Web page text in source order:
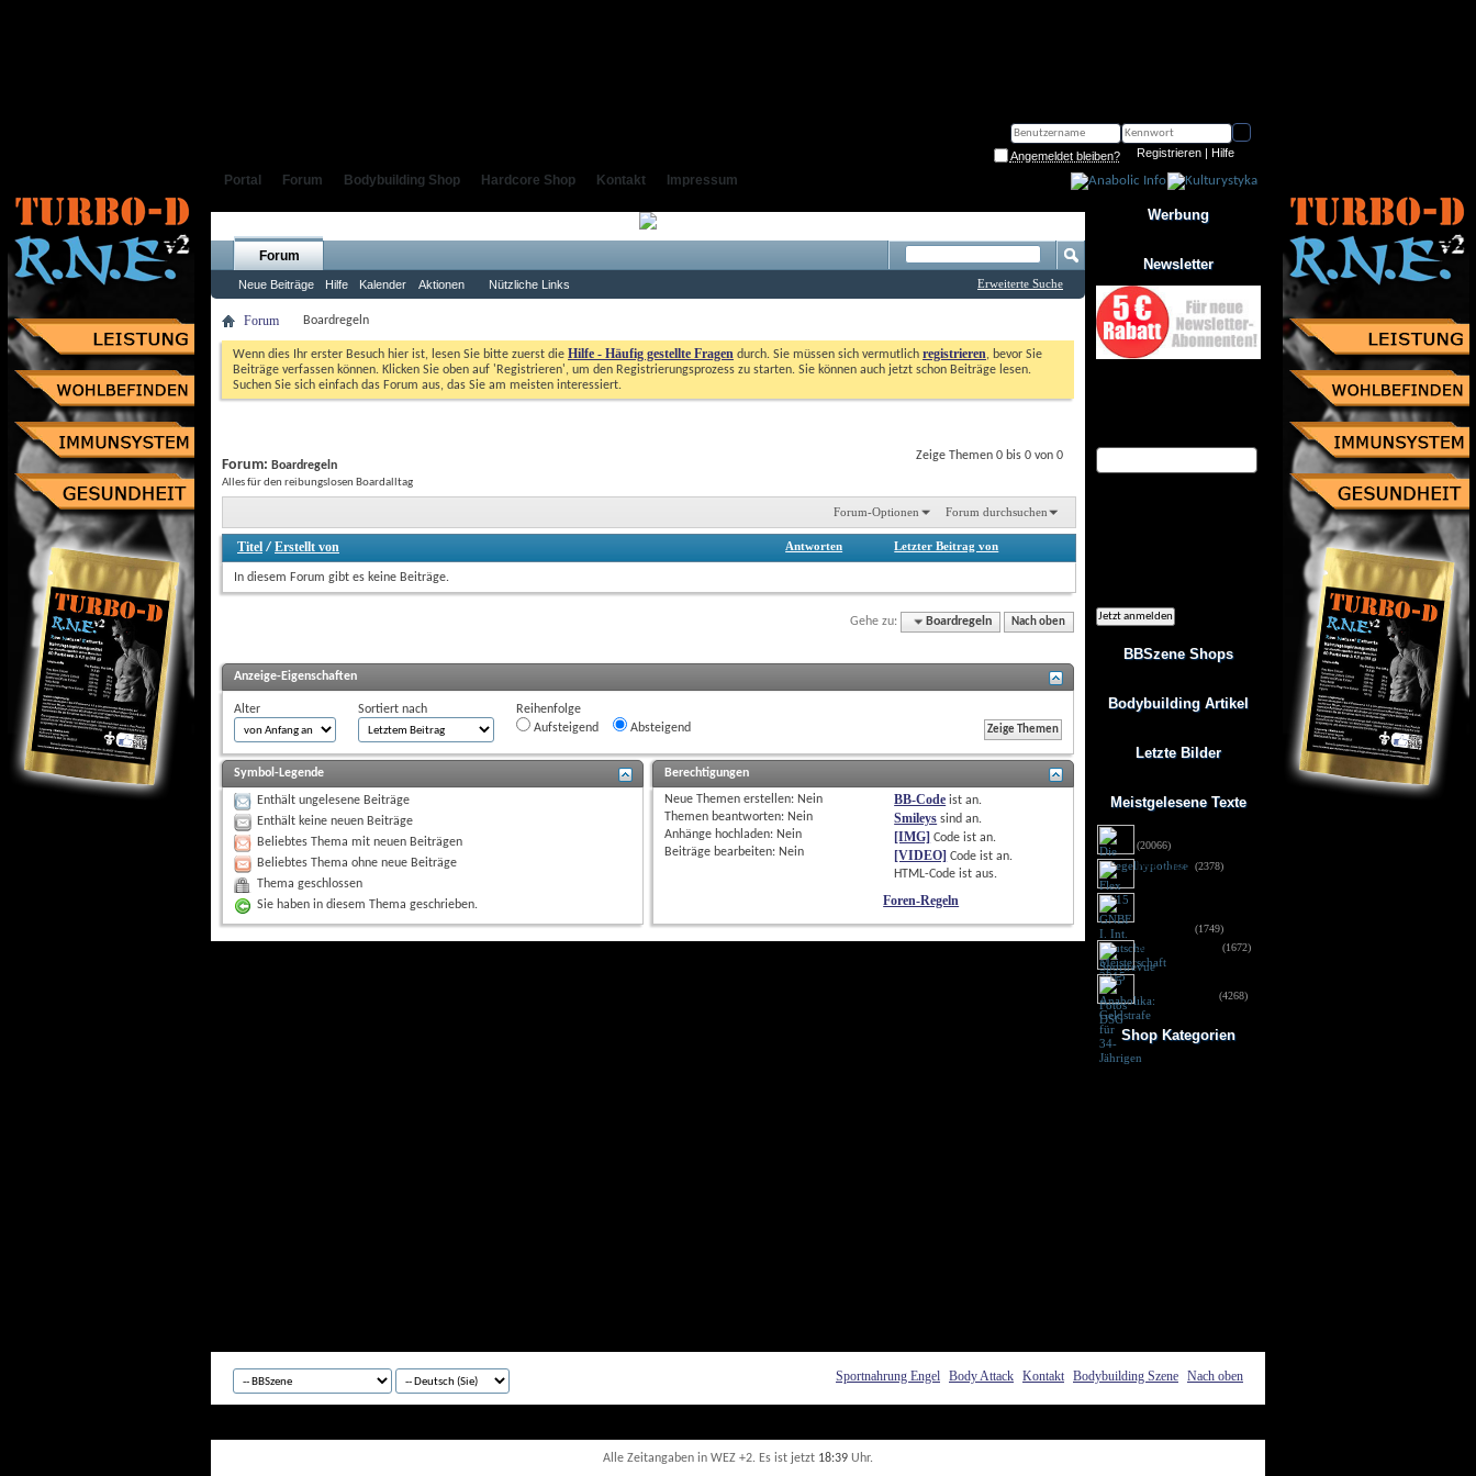
Angemeldet bleiben? Registrieren | Hilfe
Portal Forum Bodybuilding Shop Hardcore Shop Kontakt Impressum
Forum
Neue Beiträge Hilfe Kalender Aktionen Nützliche Links Erweiterte Suche
Forum Boardregeln
Wenn dies Ihr erster Besuch hier ist, lesen Sie bitte zuerst die Hilfe - Häufig gestellte Fragen durch. Sie müssen sich vermutlich registrieren, bevor Sie
Beiträge verfassen können. Klicken Sie oben auf 'Registrieren', um den Registrierungsprozess zu starten. Sie können auch jetzt schon Beiträge lesen.
Suchen Sie sich einfach das Forum aus, das Sie am meisten interessiert.
Zeige Themen 0 bis 0 von 0
Forum: Boardregeln
Alles für den reibungslosen Boardalltag
Forum-Optionen Forum durchsuchen
Titel / Erstellt von Antworten Letzter Beitrag von
In diesem Forum gibt es keine Beiträge.
Gehe zu: Boardregeln Nach oben
Anzeige-Eigenschaften
Alter Sortiert nach
Reihenfolge
Aufsteigend
Absteigend
Symbol-Legende
Enthält ungelesene Beiträge
Enthält keine neuen Beiträge
Beliebtes Thema mit neuen Beiträgen
Beliebtes Thema ohne neue Beiträge
Thema geschlossen
Sie haben in diesem Thema geschrieben.
Berechtigungen
Neue Themen erstellen: Nein
Themen beantworten: Nein
Anhänge hochladen: Nein
Beiträge bearbeiten: Nein
BB-Code istan.
Smileys sindan.
[IMG] Code istan.
[VIDEO] Code istan.
HTML-Code istaus.
Foren-Regeln
Werbung
Newsletter
BBSzene Shops
Bodybuilding Artikel
Letzte Bilder
Meistgelesene Texte
(20066)
Flex 05/15 (2378)
(1749)
Sportrevue 6/15 (1672)
für 34-Jährigen
(4268)
Shop Kategorien
Frauen Fitness
Sportnahrung Engel Body Attack Kontakt Bodybuilding Szene Nach oben
Alle Zeitangaben in WEZ +2. Es ist jetzt 18:39 Uhr.